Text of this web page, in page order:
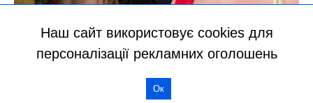
Наш сайт використовує cookies для
персоналізації рекламних оголошень
Ок